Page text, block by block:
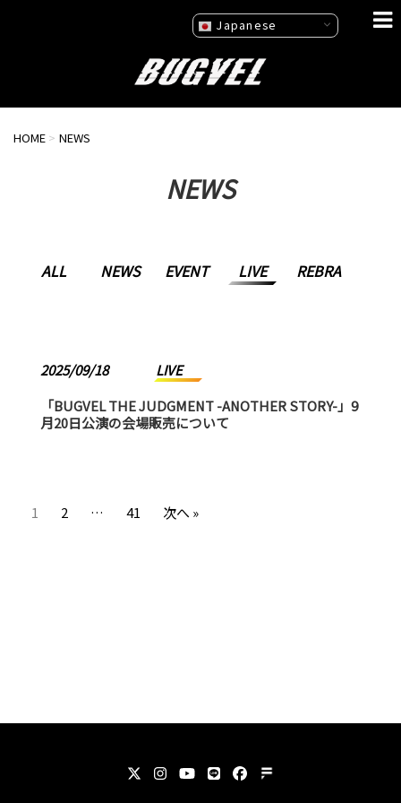
HOME > NEWS
NEWS
ALL NEWS EVENT LIVE REBRA
2025/09/18
LIVE
「BUGVEL THE JUDGMENT -ANOTHER STORY-」9
月20日公演の会場販売について
1 2 … 41 次へ »
Japanese